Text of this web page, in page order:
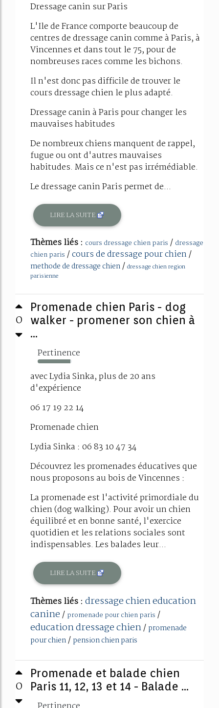
Dressage canin sur Paris
L'Ile de France comporte beaucoup de
centres de dressage canin comme à Paris, à
Vincennes et dans tout le 75, pour de
nombreuses races comme les bichons.
Il n'est donc pas difficile de trouver le
cours dressage chien le plus adapté.
Dressage canin à Paris pour changer les
mauvaises habitudes
De nombreux chiens manquent de rappel,
fugue ou ont d'autres mauvaises
habitudes. Mais ce n'est pas irrémédiable.
Le dressage canin Paris permet de...
LIRE LA SUITE
Thèmes liés : cours dressage chien paris / dressage
chien paris /cours de dressage pour chien/
methode de dressage chien/ dressage chien region
parisienne
0
Promenade chien Paris - dog
walker - promener son chien à
...
Pertinence
95%
avec Lydia Sinka, plus de 20 ans
d'expérience
06 17 19 22 14
Promenade chien
Lydia Sinka : 06 83 10 47 34
Découvrez les promenades éducatives que
nous proposons au bois de Vincennes :
La promenade est l'activité primordiale du
chien (dog walking). Pour avoir un chien
équilibré et en bonne santé, l'exercice
quotidien et les relations sociales sont
indispensables. Les balades leur...
LIRE LA SUITE
Thèmes liés : dressage chien education
canine/ promenade pour chien paris /
education dressage chien/ promenade
pour chien/ pension chien paris
0
Promenade et balade chien
Paris 11, 12, 13 et 14 - Balade ...